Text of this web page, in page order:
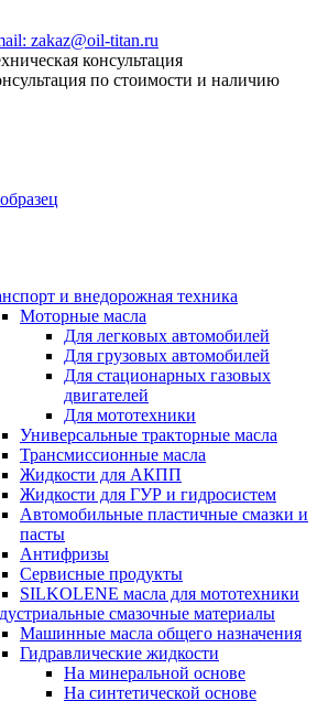
zakaz@oil-titan.ru
консультация
по стоимости и наличию
и внедорожная техника
Моторные масла
Для легковых автомобилей
Для грузовых автомобилей
Для стационарных газовых
двигателей
Для мототехники
Универсальные тракторные масла
Трансмиссионные масла
Жидкости для АКПП
Жидкости для ГУР и гидросистем
Автомобильные пластичные смазки и
пасты
Антифризы
Сервисные продукты
SILKOLENE масла для мототехники
смазочные материалы
Машинные масла общего назначения
Гидравлические жидкости
На минеральной основе
На синтетической основе